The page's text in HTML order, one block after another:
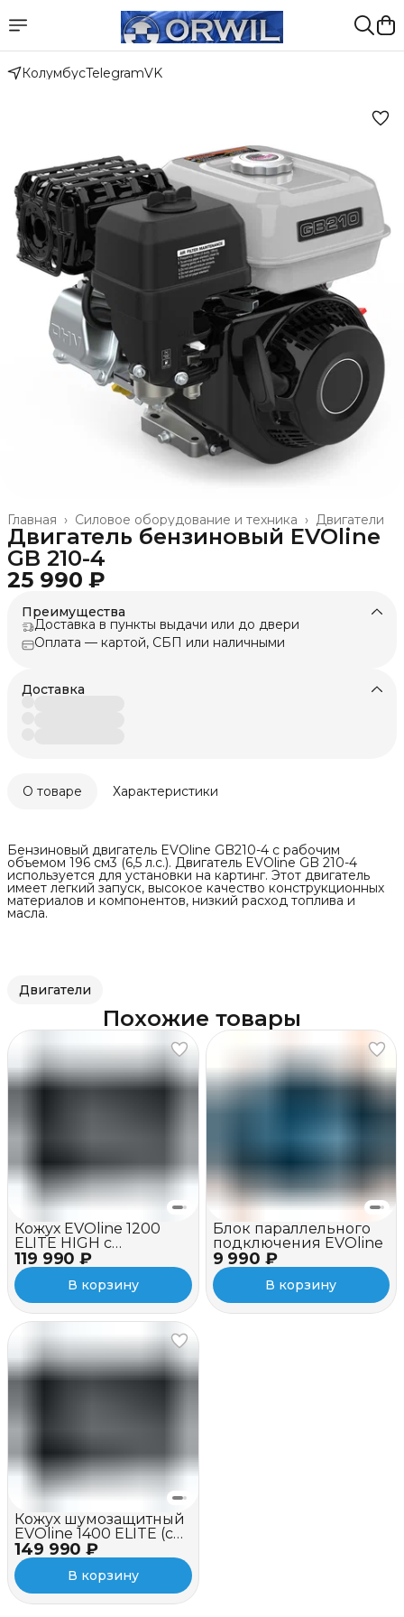
КолумбусTelegramVK
Двигатели
Силовое оборудование и техника ›
Главная ›
Двигатель бензиновый EVOline
GB 210-4
25 990 ₽
Преимущества
Доставка в пункты выдачи или до двери
Оплата — картой, СБП или наличными
Доставка
О товаре Характеристики
Бензиновый двигатель EVOline GB210-4 с рабочим
объемом 196 см3 (6,5 л.с.). Двигатель EVOline GB 210-4
используется для установки на картинг. Этот двигатель
имеет легкий запуск, высокое качество конструкционных
материалов и компонентов, низкий расход топлива и
масла.
Двигатели
Похожие товары
119 990 ₽
Кожух EVOline 1200
ELITE HIGH c
вентилятором
В корзину
9 990 ₽
Блок параллельного
подключения EVOline
В корзину
149 990 ₽
Кожух шумозащитный
EVOline 1400 ELITE (c
вентилятором)
В корзину